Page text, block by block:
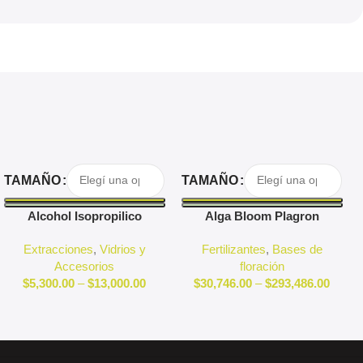
Seleccionar Opciones
TAMAÑO
Alcohol Isopropilico
Extracciones, Vidrios y
Accesorios
$5,300.00 – $13,000.00
Seleccionar Opciones
TAMAÑO
Alga Bloom Plagron
Fertilizantes, Bases de
floración
$30,746.00 – $293,486.00